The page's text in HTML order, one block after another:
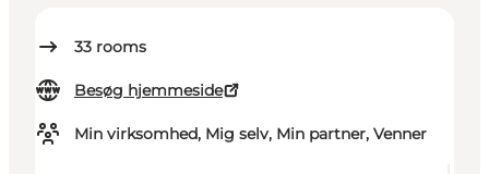
33 rooms
Besøg hjemmeside
Min virksomhed, Mig selv, Min partner, Venner